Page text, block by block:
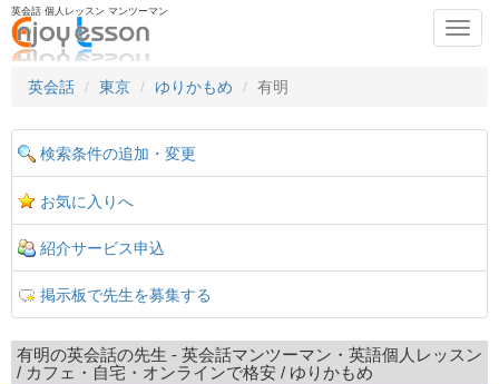
英会話 個人レッスン マンツーマン
英会話
東京 ゆりかもめ 有明
検索条件の追加・変更
お気に入りへ
紹介サービス申込
掲示板で先生を募集する
有明の英会話の先生 - 英会話マンツーマン・英語個人レッスン
/ カフェ・自宅・オンラインで格安 / ゆりかもめ